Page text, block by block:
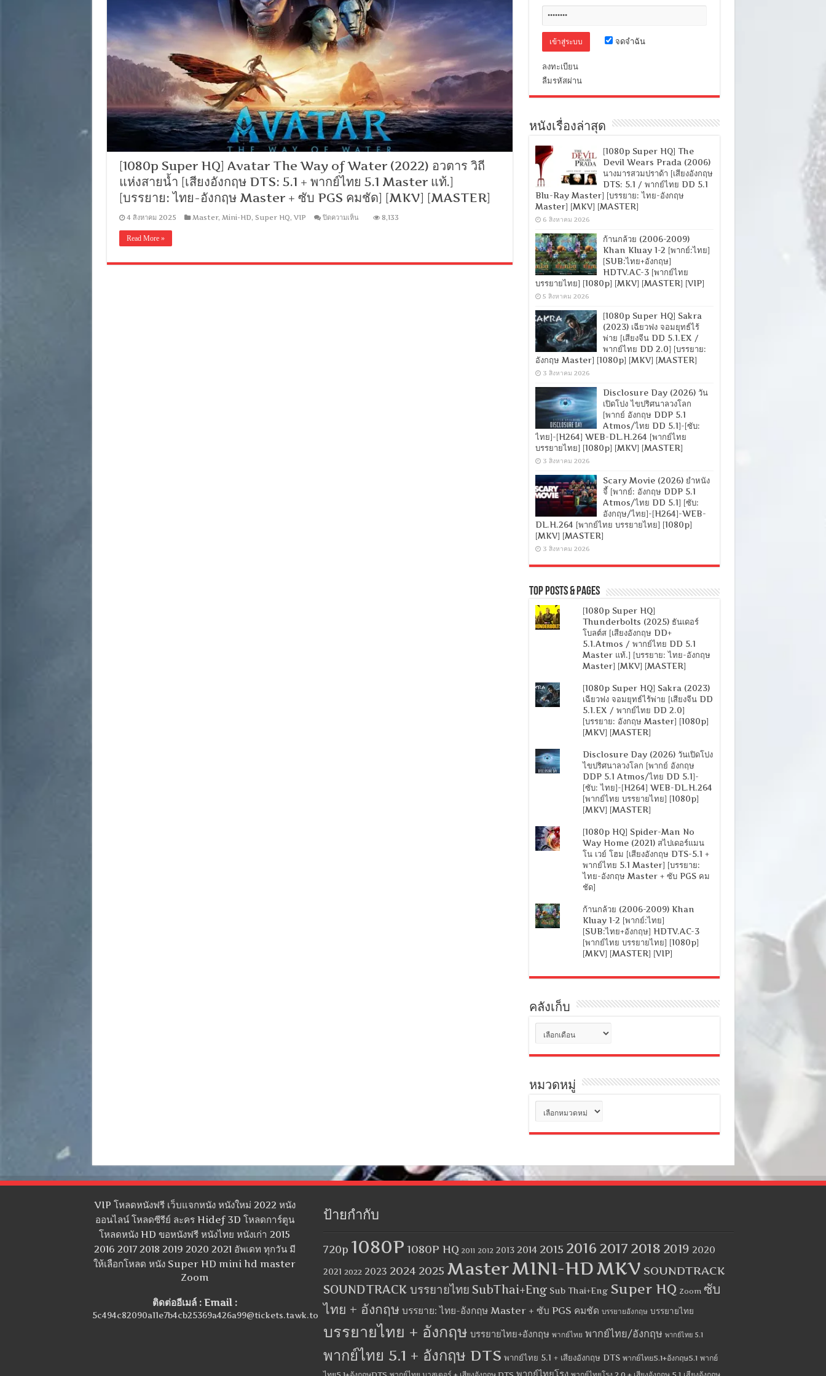
[1080p Super HQ] Avatar The Way of Water (2022) อวตาร วิถี
แห่งสายน้ำ [เสียงอังกฤษ DTS: 5.1 + พากย์ไทย 5.1 Master แท้.]
[บรรยาย: ไทย-อังกฤษ Master + ซับ PGS คมชัด] [MKV] [MASTER]
4 สิงหาคม 2025 Master, Mini-HD, Super HQ, VIP ปิดความเห็นบน
The
8,133
Read More »
จดจำฉัน
ลงทะเบียน
ลืมรหัสผ่าน
หนังเรื่องล่าสุด
[1080p Super HQ] The
Devil Wears Prada (2006)
นางมารสวมปราด้า [เสียงอังกฤษ
DTS: 5.1 / พากย์ไทย DD 5.1
Blu-Ray Master] [บรรยาย: ไทย-อังกฤษ
Master] [MKV] [MASTER]
6 สิงหาคม 2026
ก้านกล้วย (2006-2009)
Khan Kluay 1-2 [พากย์:ไทย]
[SUB:ไทย+อังกฤษ]
HDTV.AC-3 [พากย์ไทย
บรรยายไทย] [1080p] [MKV] [MASTER] [VIP]
5 สิงหาคม 2026
[1080p Super HQ] Sakra
(2023) เฉียวฟง จอมยุทธ์ไร้
พ่าย [เสียงจีน DD 5.1.EX /
พากย์ไทย DD 2.0] [บรรยาย:
อังกฤษ Master] [1080p] [MKV] [MASTER]
3 สิงหาคม 2026
Disclosure Day (2026) วัน
เปิดโปง ไขปริศนาลวงโลก
[พากย์ อังกฤษ DDP 5.1
Atmos/ไทย DD 5.1]-[ซับ:
ไทย]-[H264] WEB-DL.H.264 [พากย์ไทย
บรรยายไทย] [1080p] [MKV] [MASTER]
3 สิงหาคม 2026
Scary Movie (2026) ยำหนัง
จี้ [พากย์: อังกฤษ DDP 5.1
Atmos/ไทย DD 5.1] [ซับ:
อังกฤษ/ไทย]-[H264]-WEB-
DL.H.264 [พากย์ไทย บรรยายไทย] [1080p]
[MKV] [MASTER]
3 สิงหาคม 2026
Top Posts & Pages
[1080p Super HQ]
Thunderbolts (2025) ธันเดอร์
โบลต์ส [เสียงอังกฤษ DD+
5.1.Atmos / พากย์ไทย DD 5.1
Master แท้.] [บรรยาย: ไทย-อังกฤษ
Master] [MKV] [MASTER]
[1080p Super HQ] Sakra (2023)
เฉียวฟง จอมยุทธ์ไร้พ่าย [เสียงจีน DD
5.1.EX / พากย์ไทย DD 2.0]
[บรรยาย: อังกฤษ Master] [1080p]
[MKV] [MASTER]
Disclosure Day (2026) วันเปิดโปง
ไขปริศนาลวงโลก [พากย์ อังกฤษ
DDP 5.1 Atmos/ไทย DD 5.1]-
[ซับ: ไทย]-[H264] WEB-DL.H.264
[พากย์ไทย บรรยายไทย] [1080p]
[MKV] [MASTER]
[1080p HQ] Spider-Man No
Way Home (2021) สไปเดอร์แมน
โน เวย์ โฮม [เสียงอังกฤษ DTS-5.1 +
พากย์ไทย 5.1 Master] [บรรยาย:
ไทย-อังกฤษ Master + ซับ PGS คม
ชัด]
ก้านกล้วย (2006-2009) Khan
Kluay 1-2 [พากย์:ไทย]
[SUB:ไทย+อังกฤษ] HDTV.AC-3
[พากย์ไทย บรรยายไทย] [1080p]
[MKV] [MASTER] [VIP]
คลังเก็บ
เก็บ
หมวดหมู่
หมู่
VIP โหลดหนังฟรี เว็บแจกหนัง หนังใหม่ 2022 หนัง
ออนไลน์ โหลดซีรีย์ ละคร Hidef 3D โหลดการ์ตูน
โหลดหนัง HD ขอหนังฟรี หนังไทย หนังเก่า 2015
2016 2017 2018 2019 2020 2021 อัพเดท ทุกวัน มี
ให้เลือกโหลด หนัง Super HD mini hd master
Zoom
ติดต่ออีเมล์ : Email :
5c494c82090a11e7b4cb25369a426a99@tickets.tawk.to
ป้ายกำกับ
720p 1080P 1080P HQ 2011 2012 2013 2014 2015 2016 2017 2018 2019 2020
2021 2022 2023 2024 2025 MasterMINI-HDMKV SOUNDTRACK
SOUNDTRACK บรรยายไทย SubThai+Eng Sub Thai+Eng Super HQ Zoom ซับ
ไทย + อังกฤษ บรรยาย: ไทย-อังกฤษ Master + ซับ PGS คมชัด บรรยายอังกฤษ บรรยายไทย
บรรยายไทย + อังกฤษ บรรยายไทย+อังกฤษ พากย์ไทย พากย์ไทย/อังกฤษ พากย์ไทย 5.1
พากย์ไทย 5.1 + อังกฤษ DTS พากย์ไทย 5.1 + เสียงอังกฤษ DTS พากย์ไทย5.1+อังกฤษ5.1 พากย์